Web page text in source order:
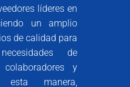
líderes en
un amplio
de calidad para
de
colaboradores y
esta manera,